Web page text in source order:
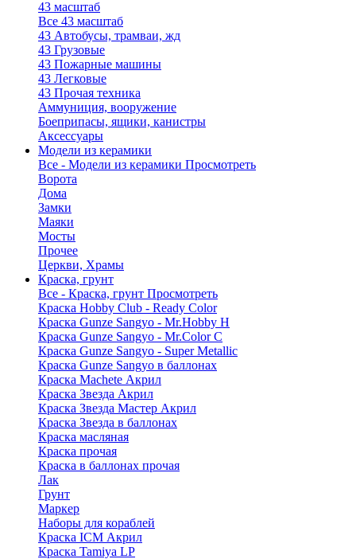
43 масштаб
Все 43 масштаб
43 Автобусы, трамваи, жд
43 Грузовые
43 Пожарные машины
43 Легковые
43 Прочая техника
Аммуниция, вооружение
Боеприпасы, ящики, канистры
Аксессуары
Модели из керамики
Все - Модели из керамики Просмотреть
Ворота
Дома
Замки
Маяки
Мосты
Прочее
Церкви, Храмы
Краска, грунт
Все - Краска, грунт Просмотреть
Краска Hobby Club - Ready Color
Краска Gunze Sangyo - Mr.Hobby H
Краска Gunze Sangyo - Mr.Color C
Краска Gunze Sangyo - Super Metallic
Краска Gunze Sangyo в баллонах
Краска Machete Акрил
Краска Звезда Акрил
Краска Звезда Мастер Акрил
Краска Звезда в баллонах
Краска масляная
Краска прочая
Краска в баллонах прочая
Лак
Грунт
Маркер
Наборы для кораблей
Краска ICM Акрил
Краска Tamiya LP